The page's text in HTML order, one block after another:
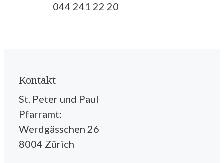
044 241 22 20
Kontakt
St. Peter und Paul
Pfarramt:
Werdgässchen 26
8004 Zürich